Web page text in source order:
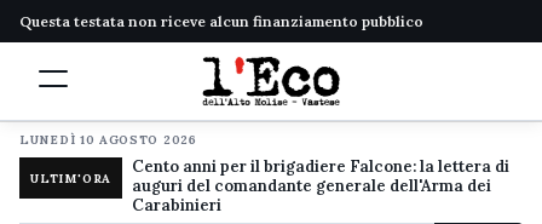
Questa testata non riceve alcun finanziamento pubblico
LUNEDÌ 10 AGOSTO 2026
ULTIM'ORA
Cento anni per il brigadiere Falcone: la lettera di
auguri del comandante generale dell'Arma dei
Carabinieri